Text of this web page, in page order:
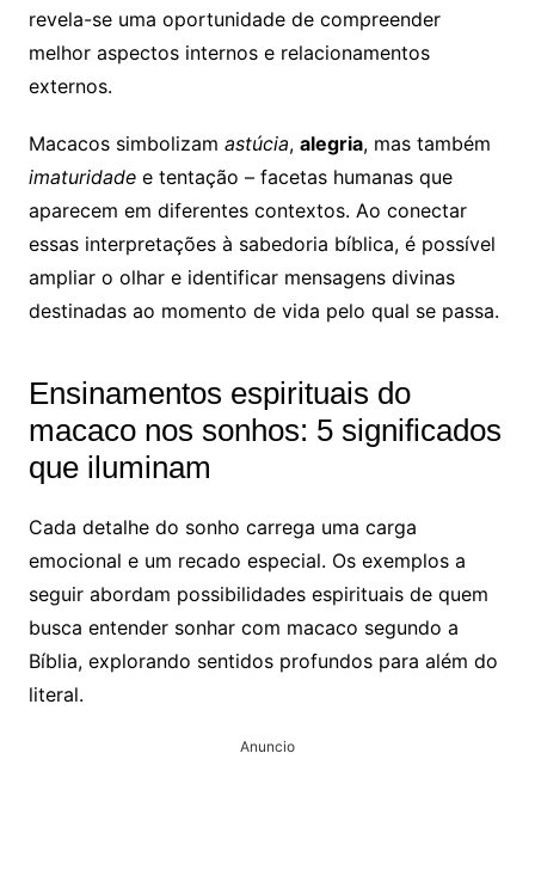
revela-se uma oportunidade de compreender
melhor aspectos internos e relacionamentos
externos.
Macacos simbolizam astúcia, alegria, mas também
imaturidadee tentação – facetas humanas que
aparecem em diferentes contextos. Ao conectar
essas interpretações à sabedoria bíblica, é possível
ampliar o olhar e identificar mensagens divinas
destinadas ao momento de vida pelo qual se passa.
Ensinamentos espirituais do
macaco nos sonhos: 5 significados
que iluminam
Cada detalhe do sonho carrega uma carga
emocional e um recado especial. Os exemplos a
seguir abordam possibilidades espirituais de quem
busca entender sonhar com macaco segundo a
Bíblia, explorando sentidos profundos para além do
literal.
Anuncio